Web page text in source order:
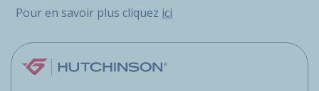
Pour en savoir plus cliquez ici